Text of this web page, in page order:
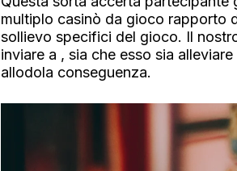
multiplo casinò da gioco rapporto
sollievo specifici del gioco. Il
inviare a , sia che esso sia
allodola conseguenza.